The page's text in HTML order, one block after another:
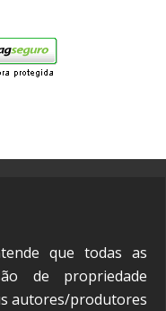
que todas as
de propriedade
autores/produtores